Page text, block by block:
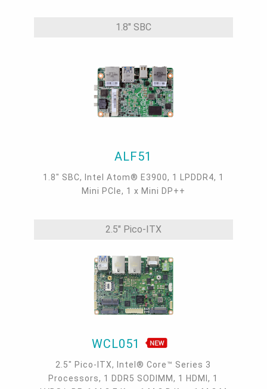
1.8" SBC
ALF51
1.8" SBC, Intel Atom® E3900, 1 LPDDR4, 1
Mini PCIe, 1 x Mini DP++
2.5" Pico-ITX
WCL051
2.5" Pico-ITX, Intel® Core™ Series 3
Processors, 1 DDR5 SODIMM, 1 HDMI, 1